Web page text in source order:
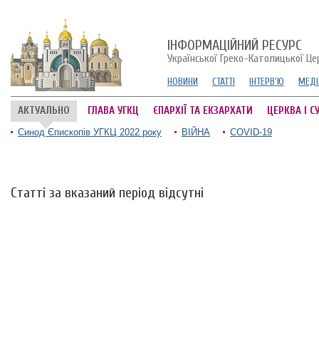
ІНФОРМАЦІЙНИЙ РЕСУРС
Української Греко-Католицької
НОВИНИ СТАТТІ ІНТЕРВ'Ю
АКТУАЛЬНО ГЛАВА УГКЦ ЄПАРХІЇ ТА ЕКЗАРХАТИ ЦЕРКВА І
Синод Єпископів УГКЦ 2022 року ВІЙНА COVID-19
Статті за вказаний період відсутні